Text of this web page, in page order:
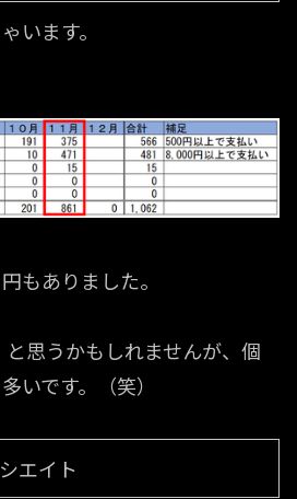
います。
もありました。
思うかもしれませんが、個
いです。（笑）
エイト